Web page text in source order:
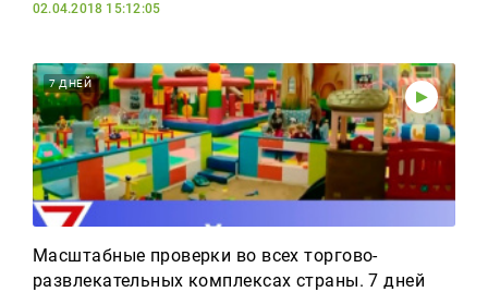
02.04.2018 15:12:05
7 ДНЕЙ
Масштабные проверки во всех торгово-
развлекательных комплексах страны. 7 дней